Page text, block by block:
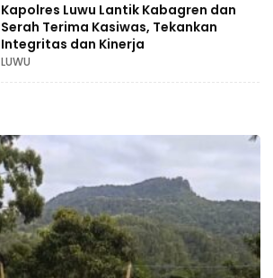
Kapolres Luwu Lantik Kabagren dan
Serah Terima Kasiwas, Tekankan
Integritas dan Kinerja
LUWU